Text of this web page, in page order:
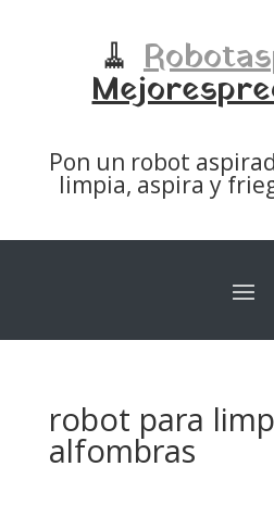
🧹
Pon un robot
limpia, aspira y
robot para
alfombras